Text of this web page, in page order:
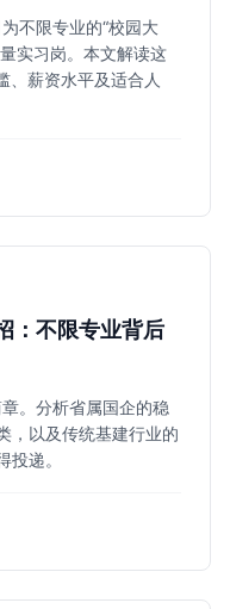
不限专业的“校园大
实习岗。本文解读这
薪资水平及适合人
：不限专业背后
。分析省属国企的稳
，以及传统基建行业的
递。